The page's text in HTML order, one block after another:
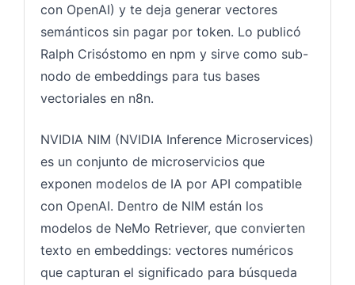
con OpenAI) y te deja generar vectores
semánticos sin pagar por token. Lo publicó
Ralph Crisóstomo en npm y sirve como sub-
nodo de embeddings para tus bases
vectoriales en n8n.
NVIDIA NIM (NVIDIA Inference Microservices)
es un conjunto de microservicios que
exponen modelos de IA por API compatible
con OpenAI. Dentro de NIM están los
modelos de NeMo Retriever, que convierten
texto en embeddings: vectores numéricos
que capturan el significado para búsqueda